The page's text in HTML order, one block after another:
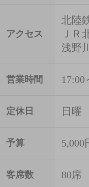
アクセス
北陸
ＪＲ
浅野
営業時間 17:00
定休日 日曜
予算 5,000
客席数 80席